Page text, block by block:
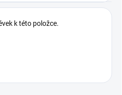
k této položce.